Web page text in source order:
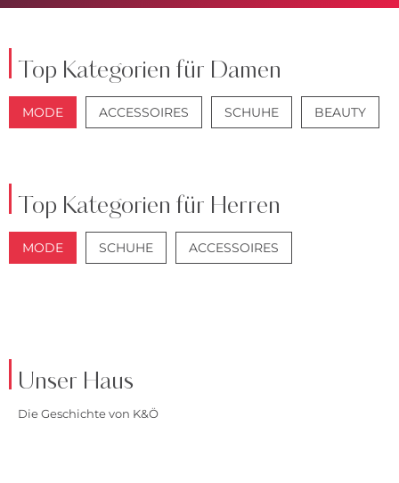
Top Kategorien für Damen
MODE ACCESSOIRES SCHUHE BEAUTY
Top Kategorien für Herren
MODE SCHUHE ACCESSOIRES
Unser Haus
Die Geschichte von K&Ö